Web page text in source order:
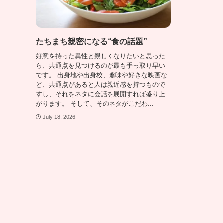
たちまち親密になる“食の話題”
好意を持った異性と親しくなりたいと思った
ら、共通点を見つけるのが最も手っ取り早い
です。 出身地や出身校、趣味や好きな映画な
ど、共通点があると人は親近感を持つもので
すし、それをネタに会話を展開すれば盛り上
がります。 そして、そのネタがこだわ...
July 18, 2026